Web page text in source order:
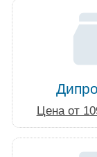
Цена от